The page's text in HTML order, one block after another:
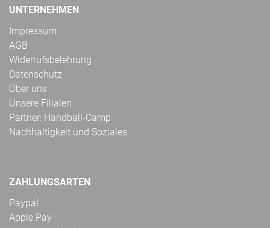
UNTERNEHMEN
Impressum
AGB
Widerrufsbelehrung
Datenschutz
Über uns
Unsere Filialen
Partner: Handball-Camp
Nachhaltigkeit und Soziales
ZAHLUNGSARTEN
Paypal
Apple Pay